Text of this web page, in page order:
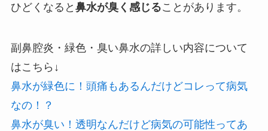
ひどくなると 鼻水が臭く感じることがあります。
副鼻腔炎・緑色・臭い鼻水の詳しい内容について
はこちら↓
鼻水が緑色に！頭痛もあるんだけどコレって病気
なの！？
鼻水が臭い！透明なんだけど病気の可能性ってあ